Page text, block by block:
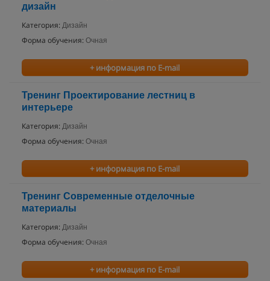
дизайн
Категория: Дизайн
Форма обучения: Очная
+ информация по E-mail
Тренинг Проектирование лестниц в
интерьере
Категория: Дизайн
Форма обучения: Очная
+ информация по E-mail
Тренинг Современные отделочные
материалы
Категория: Дизайн
Форма обучения: Очная
+ информация по E-mail